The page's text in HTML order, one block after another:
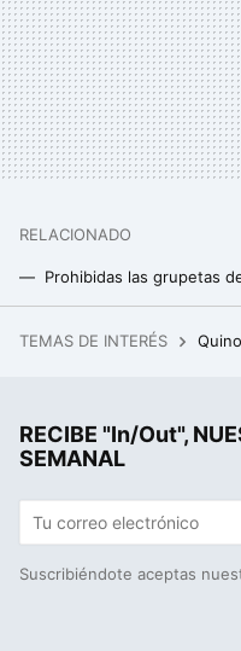
RELACIONADO
TEMAS DE INTERÉS
RECIBE "In/Out",
SEMANAL
Suscribiéndote aceptas